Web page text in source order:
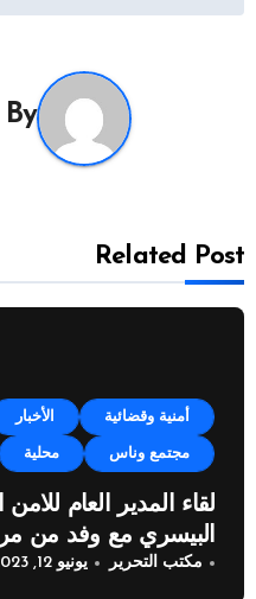
By
Related Post
أمنية وقضائية الأخبار
مجتمع وناس محلية
لقاء المدير العام للامن
البيسري مع وفد من
مكتب التحرير يونيو 12, 2023